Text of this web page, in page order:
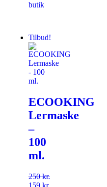
butik
Tilbud!
ECOOKING
Lermaske
–
100
ml.
250kr.
159 kr.